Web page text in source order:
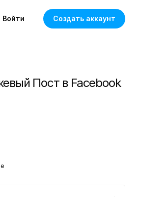
Войти Создать аккаунт
Пост в Facebook